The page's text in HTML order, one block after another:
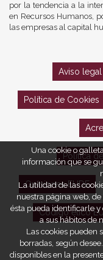
por la tendencia a la
en Recursos Humanos,
las empresas al capital
Aviso legal
Política de Cookies
Política
Opiniones EUDE
Código ético
Una cookie o
información que se
La utilidad de las
nuestra página web,
ésta pueda identificarle
a sus hábitos de
Las cookies pueden
borradas, según
disponibles en la